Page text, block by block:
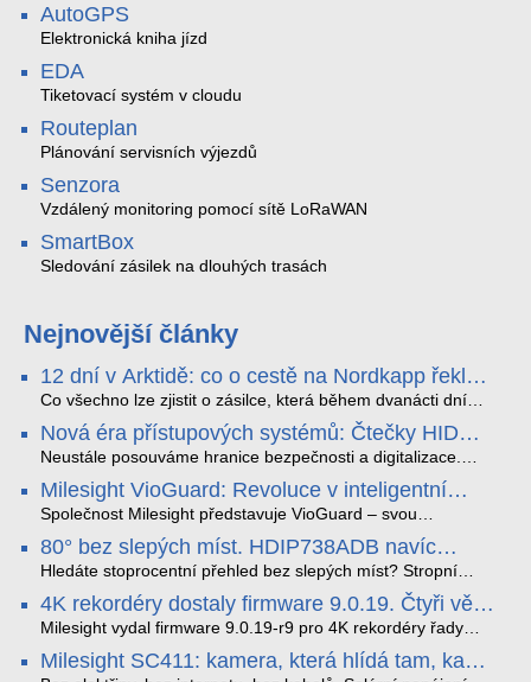
AutoGPS
Elektronická kniha jízd
EDA
Tiketovací systém v cloudu
Routeplan
Plánování servisních výjezdů
Senzora
Vzdálený monitoring pomocí sítě LoRaWAN
SmartBox
Sledování zásilek na dlouhých trasách
Nejnovější články
12 dní v Arktidě: co o cestě na Nordkapp řekla
data ze SMARTBOX 2 MAX
Co všechno lze zjistit o zásilce, která během dvanácti dní
projede Arktidou? SMARTBOX 2 MAX jsme vzali na trasu z
Tromsø přes Lofoty, Kirunu a finské Laponsko až na
Nordkapp. Bez jediného dobití, v mrazu až −13 °C a mimo
otřesy i náklon. Výsledkem není jen čára na mapě, ale
podrobný datový příběh celé cesty.
Nová éra přístupových systémů: Čtečky HID
Signo
Neustále posouváme hranice bezpečnosti a digitalizace.
v oblasti kontroly přístupu – moderní a vysoce univerzální
čtečky HID Signo.
Milesight VioGuard: Revoluce v inteligentní
detekci dopravních přestupků
Společnost Milesight představuje VioGuard – svou
dopravních přestupků. Tento systém, poháněný
sofistikovanými algoritmy umělé inteligence (AI), je navržen
tak, aby poskytoval komplexní nástroje pro vymáhání
dopravních předpisů, zvyšoval bezpečnost na silnicích a
optimalizoval plynulost dopravy v moderních městech.
80° bez slepých míst. HDIP738ADB navíc
streamuje na YouTube – bez PC.
Hledáte stoprocentní přehled bez slepých míst? Stropní
panoramatická kamera HDIP738ADB skládá obraz ze dvou
4MP senzorů SONY do jednoho čistého 180° záběru bez
zkreslení. K tomu přidává AI detekci osob a vozidel,
YouTube – bez běžícího počítače.
4K rekordéry dostaly firmware 9.0.19. Čtyři věci,
které musíte vědět.
Milesight vydal firmware 9.0.19-r9 pro 4K rekordéry řady
které vám zjednoduší práci – a jedna z nich vám ušetří
Milesight SC411: kamera, která hlídá tam, kam